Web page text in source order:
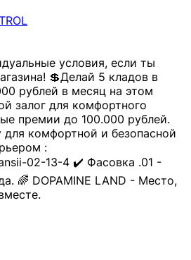
условия, если ты
💲Делай 5 кладов в
рублей в месяц на этом
залог для комфортного
премии до 100.000 рублей.
комфортной и безопасной
:
02-13-4 ✔️ Фасовка .01 -
🌈 DOPAMINE LAND - Место,